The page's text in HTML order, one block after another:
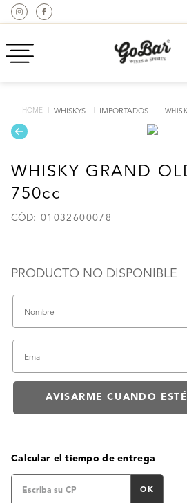
WHISKYS IMPORTADOS
WHISKY GRAND
750cc
: 01032600078
Calcular el tiempo de entrega
OK